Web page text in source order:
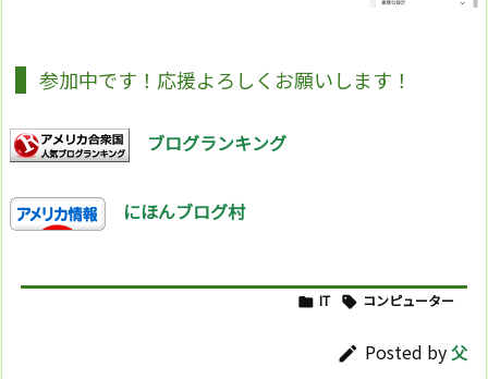
参加中です！応援よろしくお願いします！
ブログランキング
にほんブログ村
 IT  コンピューター
 Posted by父